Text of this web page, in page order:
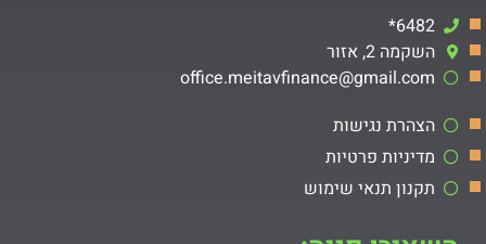
6482*
השקמה 2, אזור
office.meitavfinance@gmail.com​
הצהרת נגישות
מדיניות פרטיות
תקנון תנאי שימוש